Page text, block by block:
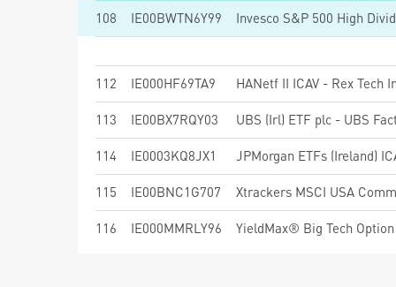
108 IE00BWTN6Y99
112 IE000HF69TA9
113 IE00BX7RQY03
114 IE0003KQ8JX1
115 IE00BNC1G707
116 IE000MMRLY96 YieldMax® Big Tech